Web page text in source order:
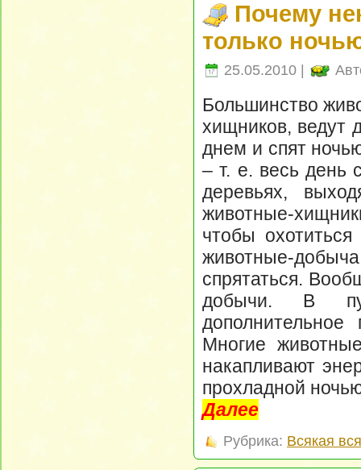
Почему
только
25.05.2010 |
Большинство
хищников, ведут
днем и спят
– т. е. весь день
деревьях,
животные-
чтобы
животные-
спрятаться.
добычи. В
Многие
накапливают
прохладной
Далее
Рубрика: Всякая